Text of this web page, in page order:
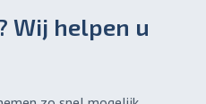
Wij helpen u